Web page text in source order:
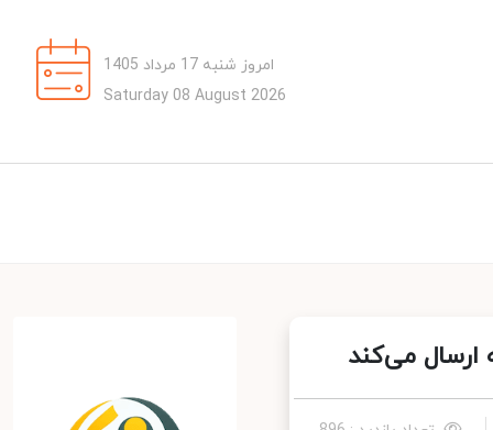
امروز شنبه 17 مرداد 1405
Saturday 08 August 2026
می‌کند